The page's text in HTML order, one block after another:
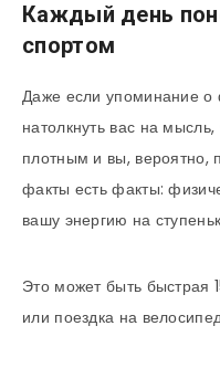
Каждый день
спортом
Даже если упоминание о
натолкнуть вас на
плотным и вы, вероятно,
факты есть факты:
вашу энергию на
Это может быть быстрая
или поездка на